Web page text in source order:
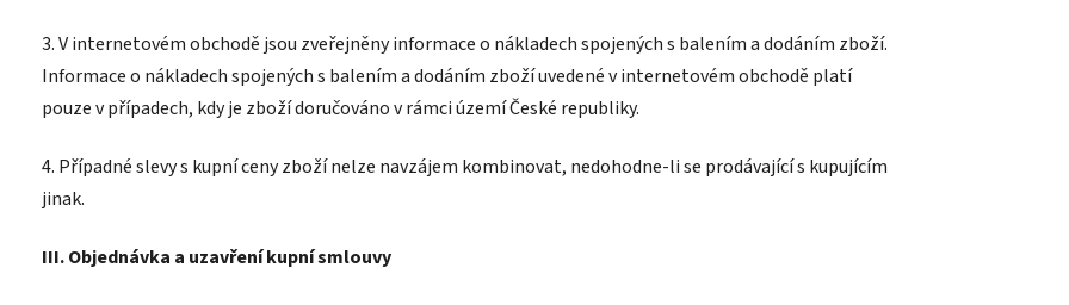
3. V internetovém obchodě jsou zveřejněny informace o nákladech spojených s balením a dodáním zboží.
Informace o nákladech spojených s balením a dodáním zboží uvedené v internetovém obchodě platí
pouze v případech, kdy je zboží doručováno v rámci území České republiky.
4. Případné slevy s kupní ceny zboží nelze navzájem kombinovat, nedohodne-li se prodávající s kupujícím
jinak.
III. Objednávka a uzavření kupní smlouvy